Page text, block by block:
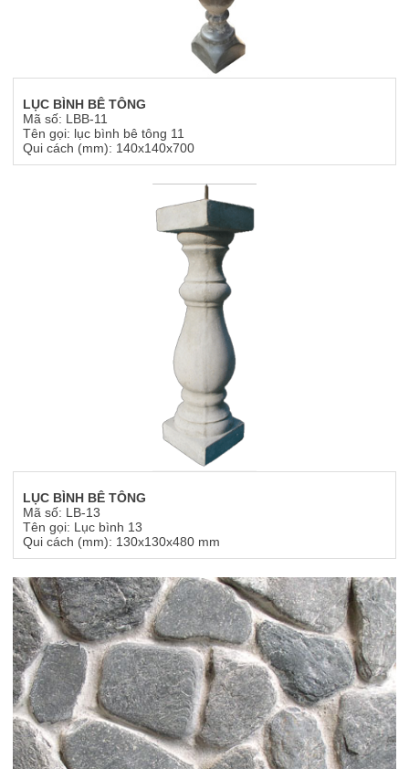
LỤC BÌNH BÊ TÔNG
Mã số: LBB-11
Tên gọi: lục bình bê tông 11
Qui cách (mm): 140x140x700
LỤC BÌNH BÊ TÔNG
Mã số: LB-13
Tên gọi: Lục bình 13
Qui cách (mm): 130x130x480 mm